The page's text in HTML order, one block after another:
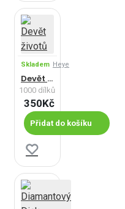
Skladem Heye
Devět životů
1000 dílků
350Kč
Přidat do košíku